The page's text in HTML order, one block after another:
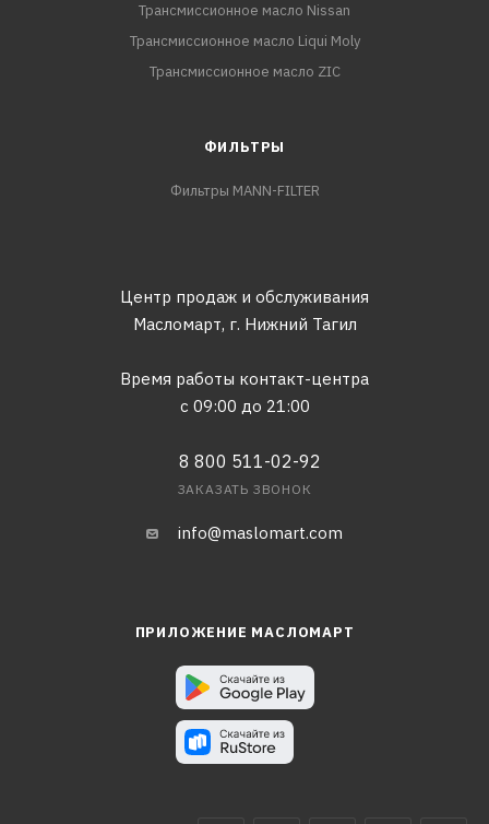
Трансмиссионное масло Nissan
Трансмиссионное масло Liqui Moly
Трансмиссионное масло ZIC
ФИЛЬТРЫ
Фильтры MANN-FILTER
Центр продаж и обслуживания
Масломарт, г. Нижний Тагил
Время работы контакт-центра
с 09:00 до 21:00
8 800 511-02-92
ЗАКАЗАТЬ ЗВОНОК
info@maslomart.com
ПРИЛОЖЕНИЕ МАСЛОМАРТ